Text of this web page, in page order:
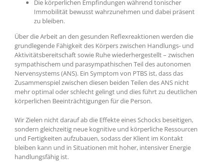
Die körperlichen Empfindungen während tonischer
Immobilität bewusst wahrzunehmen und dabei präsent
zu bleiben.
Über die Arbeit an den gesunden Reflexreaktionen werden die
grundlegende Fähigkeit des Körpers zwischen Handlungs- und
Aktivitätsbereitschaft sowie Ruhe wiederhergestellt – zwischen
sympathischem und parasympathischen Teil des autonomen
Nervensystems (ANS). Ein Symptom von PTBS ist, dass das
Zusammenspiel zwischen diesen beiden Teilen des ANS nicht
mehr optimal oder schlecht gelingt und dies führt zu deutlichen
körperlichen Beeinträchtigungen für die Person.
Wir Zielen nicht darauf ab die Effekte eines Schocks beseitigen,
sondern gleichzeitig neue kognitive und körperliche Ressourcen
und Fertigkeiten aufzubauen, sodass der Klient im Kontakt
bleiben kann und in Situationen mit hoher, intensiver Energie
handlungsfähig ist.